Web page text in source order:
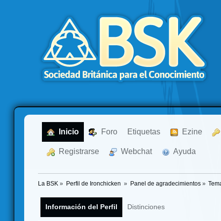
Inicio Foro Etiquetas Ezine
Registrarse Webchat Ayuda
La BSK » Perfil de Ironchicken » Panel de agradecimientos»
Información del Perfil Distinciones